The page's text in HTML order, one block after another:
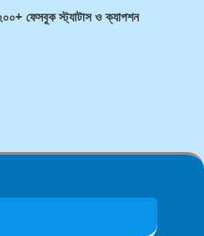
ফেসবুক স্ট্যাটাস ও ক্যাপশন